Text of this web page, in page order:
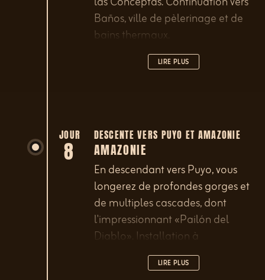
Baños, ville de pèlerinage et de
bains thermaux.
LIRE PLUS
JOUR
8
DESCENTE VERS PUYO ET AMAZONIE
AMAZONIE
En descendant vers Puyo, vous
longerez de profondes gorges et
de multiples cascades, dont
l'impressionnant «Pailón del
Diablo». Installation à
l'Hamadryade Lodge, qui
domine le fleuve Napo, ou au
LIRE PLUS